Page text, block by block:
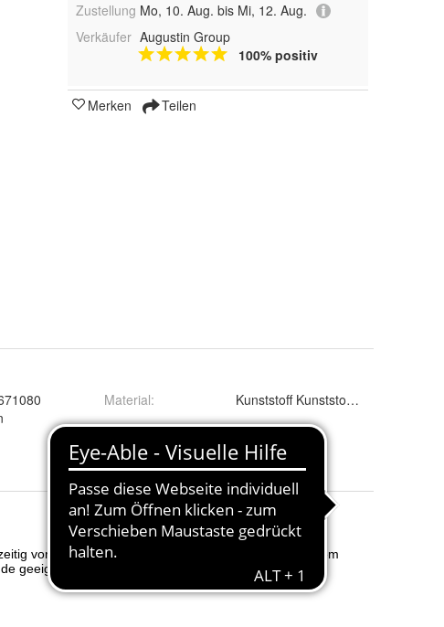
Zustellung Mo, 10. Aug. bis Mi, 12. Aug.
Verkäufer Augustin Group
100% positiv
Merken Teilen
Material: Kunststoff Kunststoff Kunststoff